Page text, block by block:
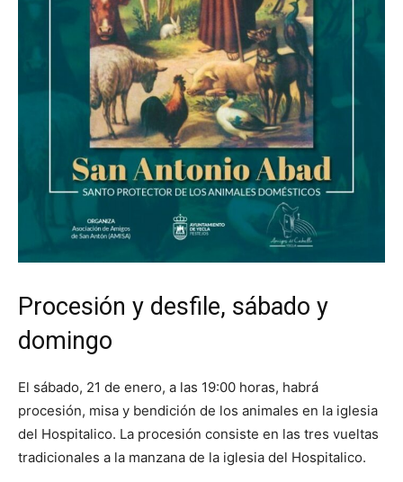
Procesión y desfile, sábado y
domingo
El sábado, 21 de enero, a las 19:00 horas, habrá
procesión, misa y bendición de los animales en la iglesia
del Hospitalico. La procesión consiste en las tres vueltas
tradicionales a la manzana de la iglesia del Hospitalico.